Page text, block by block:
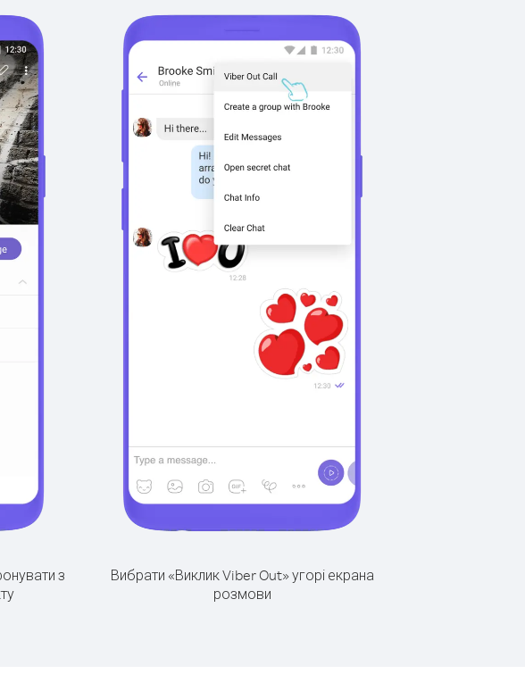
з
Вибрати «Виклик Viber Out» угорі екрана
розмови